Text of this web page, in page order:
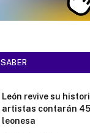
SABER
León revive su
artistas contarán
leonesa